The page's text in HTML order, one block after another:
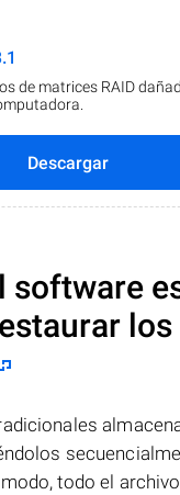
de matrices RAID
Descargar
software
todo el